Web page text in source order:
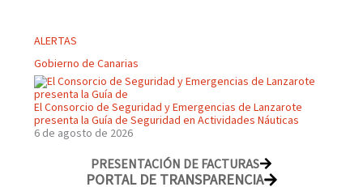
ALERTAS
Gobierno de Canarias
El Consorcio de Seguridad y Emergencias de Lanzarote
presenta la Guía de Seguridad en Actividades Náuticas
6 de agosto de 2026
PRESENTACIÓN DE FACTURAS
PORTAL DE TRANSPARENCIA